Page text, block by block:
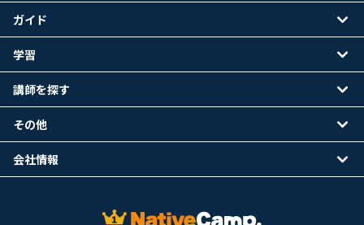
ガイド
学習
講師を探す
その他
会社情報